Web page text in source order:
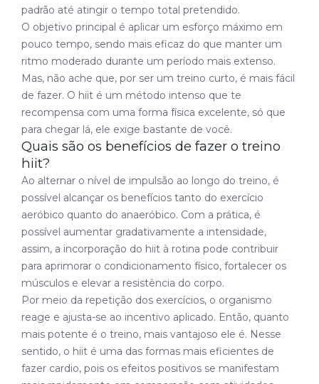
padrão até atingir o tempo total pretendido.
O objetivo principal é aplicar um esforço máximo em
pouco tempo, sendo mais eficaz do que manter um
ritmo moderado durante um período mais extenso.
Mas, não ache que, por ser um treino curto, é mais fácil
de fazer. O hiit é um método intenso que te
recompensa com uma forma física excelente, só que
para chegar lá, ele exige bastante de você.
Quais são os benefícios de fazer o treino
hiit?
Ao alternar o nível de impulsão ao longo do treino, é
possível alcançar os benefícios tanto do exercício
aeróbico quanto do anaeróbico. Com a prática, é
possível aumentar gradativamente a intensidade,
assim, a incorporação do hiit à rotina pode contribuir
para aprimorar o condicionamento físico, fortalecer os
músculos e elevar a resistência do corpo.
Por meio da repetição dos exercícios, o organismo
reage e ajusta-se ao incentivo aplicado. Então, quanto
mais potente é o treino, mais vantajoso ele é. Nesse
sentido, o hiit é uma das formas mais eficientes de
fazer cardio, pois os efeitos positivos se manifestam